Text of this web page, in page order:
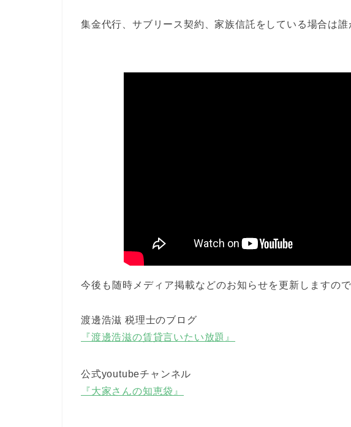
集金代行、サブリース契約、家族信託をしている場合は
今後も随時メディア掲載などのお知らせを更新しますので
渡邊浩滋 税理士のブログ
『渡邊浩滋の賃貸言いたい放題』
公式youtubeチャンネル
『大家さんの知恵袋』